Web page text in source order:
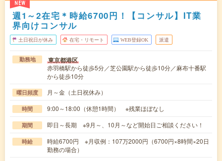
NEW
週1～2在宅＊時給6700円！【コンサル】IT業
界向けコンサル
土日祝日が休み 在宅・リモート WEB登録OK 派遣
勤務地 東京都港区
赤羽橋駅から徒歩5分／芝公園駅から徒歩10分／麻布十番駅
から徒歩10分
曜日頻度 月～金（土日祝休み）
時間 9:00～18:00（休憩1時間） ※残業ほぼなし
期間 即日～長期 ※9月～、10月～など開始日ご相談ください！
時給
時給6700円 ※月収例：107万2000円（6700円×8時間×20日
勤務の場合）